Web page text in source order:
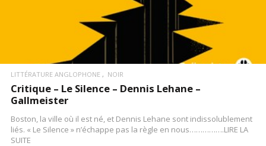
LITTÉRATURE ANGLOPHONE NOIR
Critique – Le Silence – Dennis Lehane –
Gallmeister
Boston, la ville où il est né, et Dennis Lehane sont indissolublement
liés. « Le Silence » n’échappe pas la règle en nous…………….LIRE LA
SUITE